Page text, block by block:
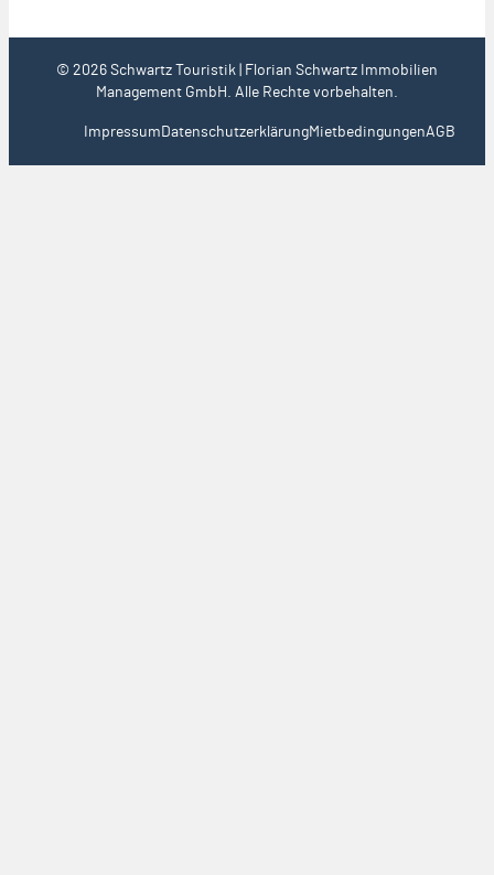
© 2026 Schwartz Touristik | Florian Schwartz Immobilien
Management GmbH. Alle Rechte vorbehalten.
Impressum DatenschutzerklärungMietbedingungenAGB